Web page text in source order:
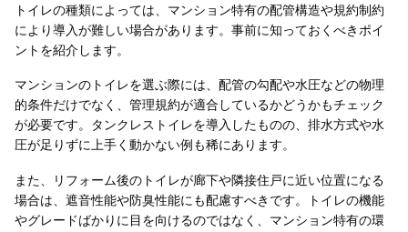
トイレの種類によっては、マンション特有の配管構造や規約制約
により導入が難しい場合があります。事前に知っておくべきポイ
ントを紹介します。
マンションのトイレを選ぶ際には、配管の勾配や水圧などの物理
的条件だけでなく、管理規約が適合しているかどうかもチェック
が必要です。タンクレストイレを導入したものの、排水方式や水
圧が足りずに上手く動かない例も稀にあります。
また、リフォーム後のトイレが廊下や隣接住戸に近い位置になる
場合は、遮音性能や防臭性能にも配慮すべきです。トイレの機能
やグレードばかりに目を向けるのではなく、マンション特有の環